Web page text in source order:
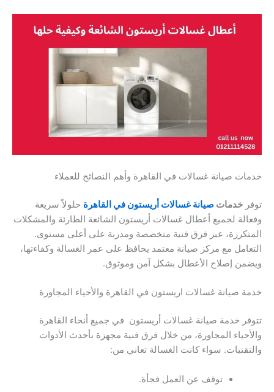
خدمات صيانة غسالات في القاهرة وأهم النصائح للعملاء
توفر خدمات صيانة غسالات أريستون في القاهرة حلولاً سريعة
وفعالة لجميع أعطال غسالات أريستون الشائعة الطارئة والمشكلات
المتكررة، عبر فرق فنية متخصصة ومدربة على أعلى مستوى.
التعامل مع مركز صيانة معتمد يحافظ على عمر الغسالة وكفاءتها،
ويضمن إصلاح الأعطال بشكل آمن وموثوق.
خدمة صيانة غسالات اريستون في القاهرة والأحياء المجاورة
تتوفر خدمة صيانة غسالات أريستون في جميع أنحاء القاهرة
والأحياء المجاورة، من خلال فرق فنية مجهزة بأحدث الأدوات
والتقنيات. سواء كانت الغسالة تعاني من:
توقف عن العمل فجأة.